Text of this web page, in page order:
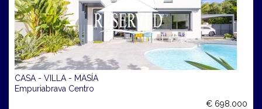
CASA - VILLA - MASÍA
Empuriabrava Centro
€ 698.000